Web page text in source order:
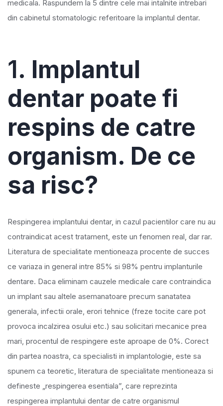
medicala. Raspundem la 5 dintre cele mai intalnite intrebari
din cabinetul stomatologic referitoare la implantul dentar.
1. Implantul
dentar poate fi
respins de catre
organism. De ce
sa risc?
Respingerea implantului dentar, in cazul pacientilor care nu au
contraindicat acest tratament, este un fenomen real, dar rar.
Literatura de specialitate mentioneaza procente de succes
ce variaza in general intre 85% si 98% pentru implanturile
dentare. Daca eliminam cauzele medicale care contraindica
un implant sau altele asemanatoare precum sanatatea
generala, infectii orale, erori tehnice (freze tocite care pot
provoca incalzirea osului etc.) sau solicitari mecanice prea
mari, procentul de respingere este aproape de 0%. Corect
din partea noastra, ca specialisti in implantologie, este sa
spunem ca teoretic, literatura de specialitate mentioneaza si
defineste „respingerea esentiala”, care reprezinta
respingerea implantului dentar de catre organismul